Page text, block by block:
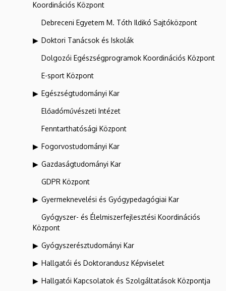
Koordinációs Központ
Debreceni Egyetem M. Tóth Ildikó Sajtóközpont
Doktori Tanácsok és Iskolák
Dolgozói Egészségprogramok Koordinációs Központ
E-sport Központ
Egészségtudományi Kar
Előadóművészeti Intézet
Fenntarthatósági Központ
Fogorvostudományi Kar
Gazdaságtudományi Kar
GDPR Központ
Gyermeknevelési és Gyógypedagógiai Kar
Gyógyszer- és Élelmiszerfejlesztési Koordinációs
Központ
Gyógyszerésztudományi Kar
Hallgatói és Doktorandusz Képviselet
Hallgatói Kapcsolatok és Szolgáltatások Központja